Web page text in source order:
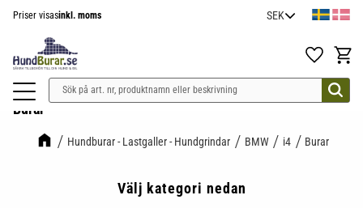
Priser visasinkl. moms
Favoriter
Burar
Hundburar - Lastgaller - Hundgrindar BMW i4 Burar
Välj kategori nedan